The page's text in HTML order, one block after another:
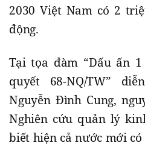
2030 Việt Nam có 2
động.
Tại tọa đàm “Dấu ấn
quyết 68-NQ/TW”
Nguyễn Đình Cung,
Nghiên cứu quản lý
biết hiện cả nước mới